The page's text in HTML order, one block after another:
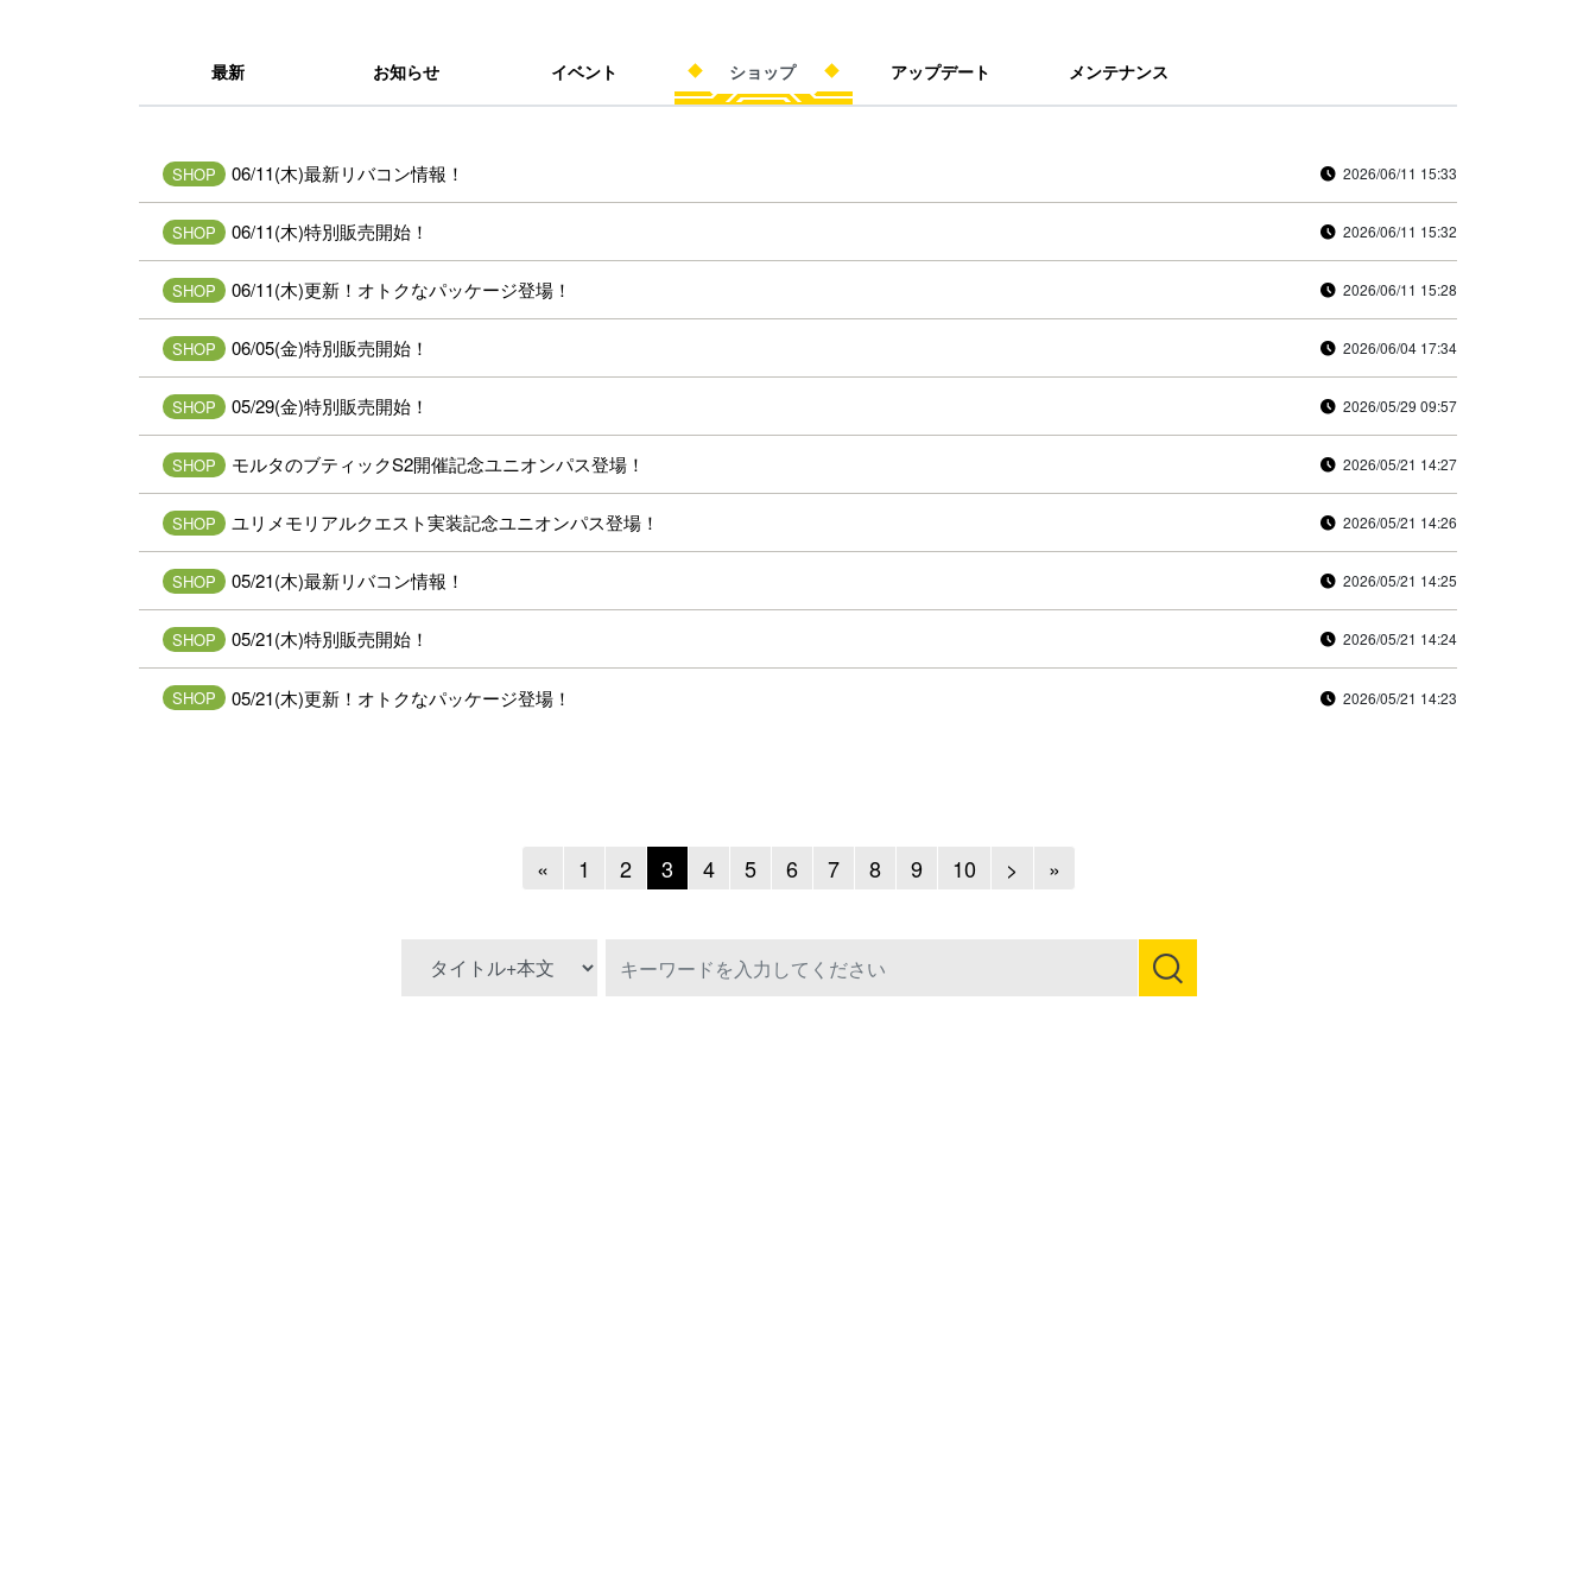
最新 お知らせ イベント ショップ アップデート メンテナンス
SHOP 06/11(木)最新リバコン情報！ 2026/06/11 15:33
SHOP 06/11(木)特別販売開始！ 2026/06/11 15:32
SHOP 06/11(木)更新！オトクなパッケージ登場！ 2026/06/11 15:28
SHOP 06/05(金)特別販売開始！ 2026/06/04 17:34
SHOP 05/29(金)特別販売開始！ 2026/05/29 09:57
SHOP モルタのブティックS2開催記念ユニオンパス登場！ 2026/05/21 14:27
SHOP ユリメモリアルクエスト実装記念ユニオンパス登場！ 2026/05/21 14:26
SHOP 05/21(木)最新リバコン情報！ 2026/05/21 14:25
SHOP 05/21(木)特別販売開始！ 2026/05/21 14:24
SHOP 05/21(木)更新！オトクなパッケージ登場！ 2026/05/21 14:23
«Previous
1 2 3 4 5 6 7 8 9 10 > Next
»